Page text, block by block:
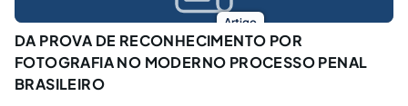
Artigo
DA PROVA DE RECONHECIMENTO POR
FOTOGRAFIA NO MODERNO PROCESSO PENAL
BRASILEIRO